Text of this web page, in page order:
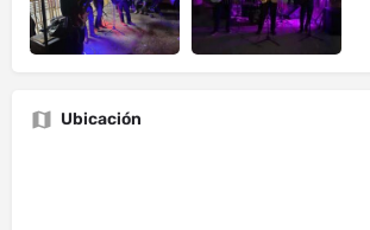
Ubicación